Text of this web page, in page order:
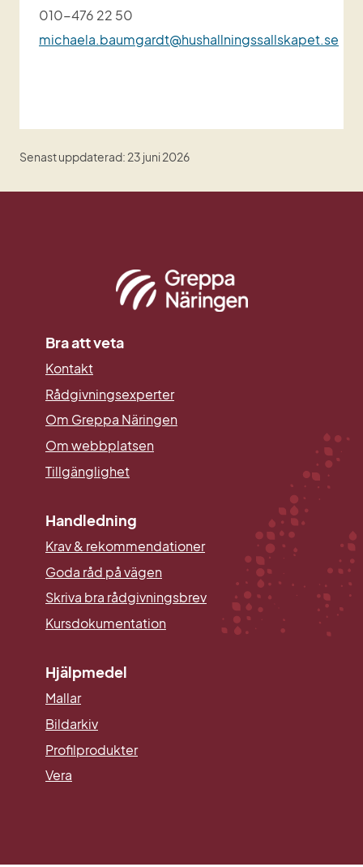
010-476 22 50
michaela.baumgardt@hushallningssallskapet.se
Senast uppdaterad: 23 juni 2026
Bra att veta
Kontakt
Rådgivningsexperter
Om Greppa Näringen
Om webbplatsen
Tillgänglighet
Handledning
Krav & rekommendationer
Goda råd på vägen
Skriva bra rådgivningsbrev
Kursdokumentation
Hjälpmedel
Mallar
BildarkivLänk till annan webbplats.
Profilprodukter
Vera